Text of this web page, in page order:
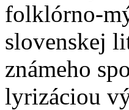
folklórno-
slovenskej
známeho
lyrizáciou